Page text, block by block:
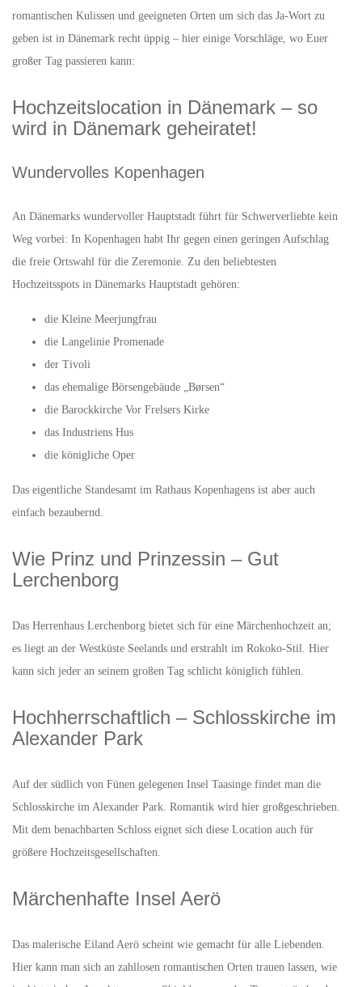
romantischen Kulissen und geeigneten Orten um sich das Ja-Wort zu
geben ist in Dänemark recht üppig – hier einige Vorschläge, wo Euer
großer Tag passieren kann:
Hochzeitslocation in Dänemark – so
wird in Dänemark geheiratet!
Wundervolles Kopenhagen
An Dänemarks wundervoller Hauptstadt führt für Schwerverliebte kein
Weg vorbei: In Kopenhagen habt Ihr gegen einen geringen Aufschlag
die freie Ortswahl für die Zeremonie. Zu den beliebtesten
Hochzeitsspots in Dänemarks Hauptstadt gehören:
die Kleine Meerjungfrau
die Langelinie Promenade
der Tivoli
das ehemalige Börsengebäude „Børsen“
die Barockkirche Vor Frelsers Kirke
das Industriens Hus
die königliche Oper
Das eigentliche Standesamt im Rathaus Kopenhagens ist aber auch
einfach bezaubernd.
Wie Prinz und Prinzessin – Gut
Lerchenborg
Das Herrenhaus Lerchenborg bietet sich für eine Märchenhochzeit an;
es liegt an der Westküste Seelands und erstrahlt im Rokoko-Stil. Hier
kann sich jeder an seinem großen Tag schlicht königlich fühlen.
Hochherrschaftlich – Schlosskirche im
Alexander Park
Auf der südlich von Fünen gelegenen Insel Taasinge findet man die
Schlosskirche im Alexander Park. Romantik wird hier großgeschrieben.
Mit dem benachbarten Schloss eignet sich diese Location auch für
größere Hochzeitsgesellschaften.
Märchenhafte Insel Aerö
Das malerische Eiland Aerö scheint wie gemacht für alle Liebenden.
Hier kann man sich an zahllosen romantischen Orten trauen lassen, wie